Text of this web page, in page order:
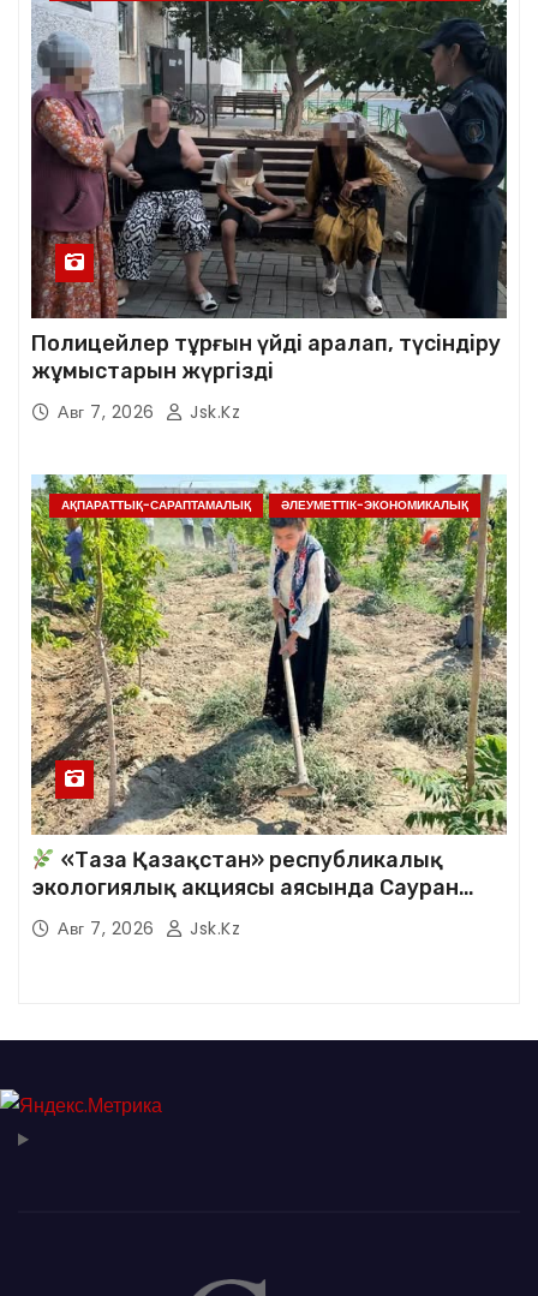
Полицейлер тұрғын үйді аралап, түсіндіру
жұмыстарын жүргізді
Авг 7, 2026 Jsk.kz
АҚПАРАТТЫҚ-САРАПТАМАЛЫҚ ӘЛЕУМЕТТІК-ЭКОНОМИКАЛЫҚ
«Таза Қазақстан» республикалық
экологиялық акциясы аясында Сауран
аудандық кітапханасының қызметкерлері
кезекті сенбілік жұмыстарына белсене
Авг 7, 2026 Jsk.kz